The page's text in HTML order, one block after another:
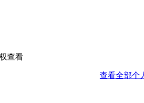
查看
查看全部个